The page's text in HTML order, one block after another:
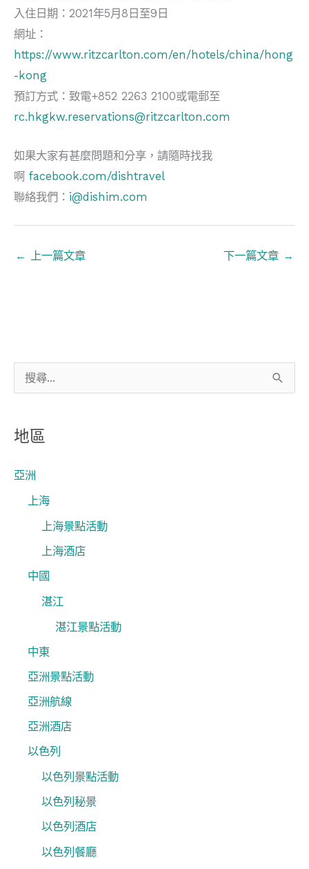
關
鍵
字
地區
亞洲
上海
上海景點活動
上海酒店
中國
湛江
湛江景點活動
中東
亞洲景點活動
亞洲航線
亞洲酒店
以色列
以色列景點活動
以色列秘景
以色列酒店
以色列餐廳
入住日期：2021年5月8日至9日
網址：
https://www.ritzcarlton.com/en/hotels/china/hong
-kong
預訂方式：致電+852 2263 2100或電郵至
rc.hkgkw.reservations@ritzcarlton.com
如果大家有甚麼問題和分享，請隨時找我
啊 facebook.com/dishtravel
聯絡我們： i@dishim.com
← 上一篇文章 下一篇文章 →